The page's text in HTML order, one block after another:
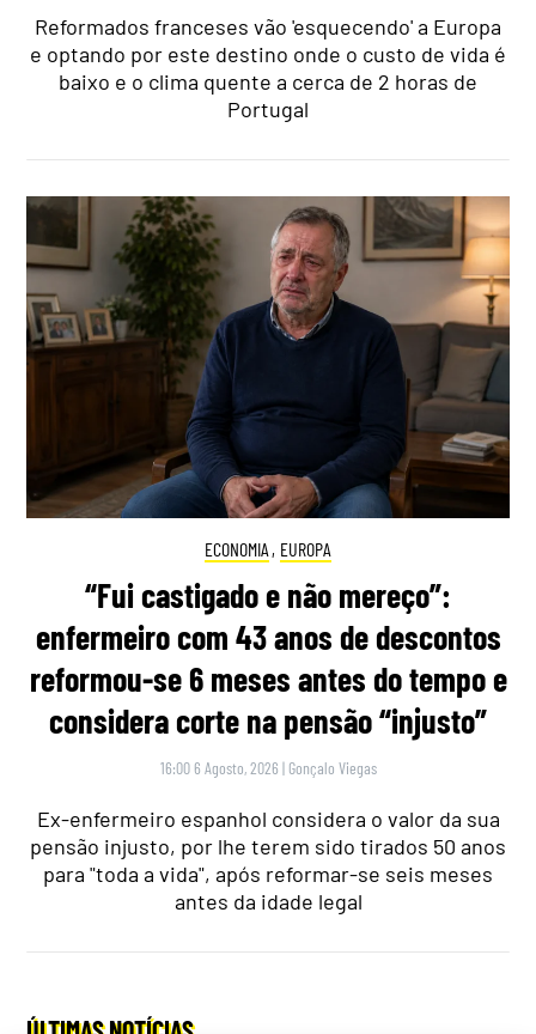
Reformados franceses vão 'esquecendo' a Europa
e optando por este destino onde o custo de vida é
baixo e o clima quente a cerca de 2 horas de
Portugal
ECONOMIA , EUROPA
“Fui castigado e não mereço”:
enfermeiro com 43 anos de descontos
reformou-se 6 meses antes do tempo e
considera corte na pensão “injusto”
16:00 6 Agosto, 2026 | Gonçalo Viegas
Ex-enfermeiro espanhol considera o valor da sua
pensão injusto, por lhe terem sido tirados 50 anos
para "toda a vida", após reformar-se seis meses
antes da idade legal